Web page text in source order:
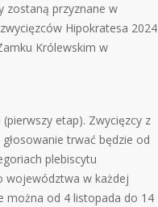
zostaną przyznane w
Hipokratesa 2024
Królewskim w
etap). Zwycięzcy z
trwać będzie od
plebiscytu
województwa w każdej
można od 4 listopada do 14